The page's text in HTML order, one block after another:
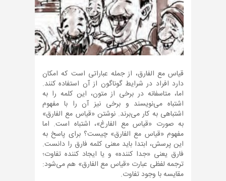
قیاس مع الفارق، از جمله عباراتی است که امکان
دارد افراد در شرایط گوناگون از آن استفاده کنند.
اما، متاسفانه در برخی از متون، این کلمه را به
اشتباه می‌نویسند و برخی نیز آن را با مفهوم
اشتباهی به کار می‌برند. نوشتن «قیاس مع الفارق»
به صورت «قیاس مع الفارغ»، اشتباه است. اما
مفهوم «قیاس مع الفارق» چیست؟ برای پاسخ به
این پرسش، ابتدا باید معنی کلمه فارق را دانست.
فارق یعنی «جدا کننده» و یا ایجاد کننده تفاوت؛
ترجمه لفظی عبارت «قیاس مع الفارق» هم می‌شود:
مقایسه با وجود تفاوت.